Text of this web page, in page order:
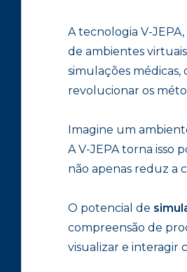
A tecnologia V-
de ambientes
simulações médicas,
revolucionar os
Imagine um
A V-JEPA torna isso
não apenas reduz a
O potencial de
compreensão de
visualizar e interagir